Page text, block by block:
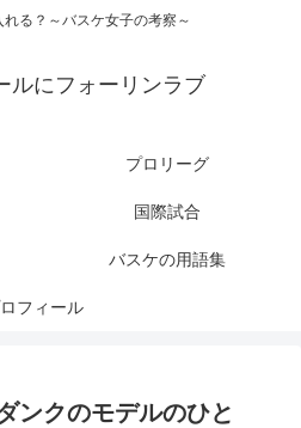
る？～バスケ女子の考察～
ルにフォーリンラブ
プロリーグ
国際試合
バスケの用語集
フィール
ンクのモデルのひと